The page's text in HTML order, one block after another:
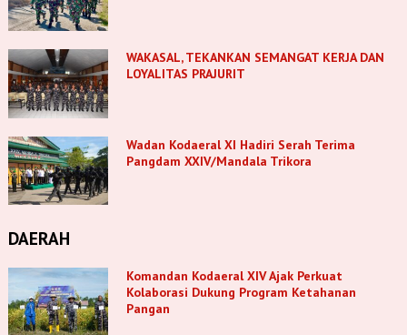
WAKASAL, TEKANKAN SEMANGAT KERJA DAN
LOYALITAS PRAJURIT
Wadan Kodaeral XI Hadiri Serah Terima
Pangdam XXIV/Mandala Trikora
DAERAH
Komandan Kodaeral XIV Ajak Perkuat
Kolaborasi Dukung Program Ketahanan
Pangan